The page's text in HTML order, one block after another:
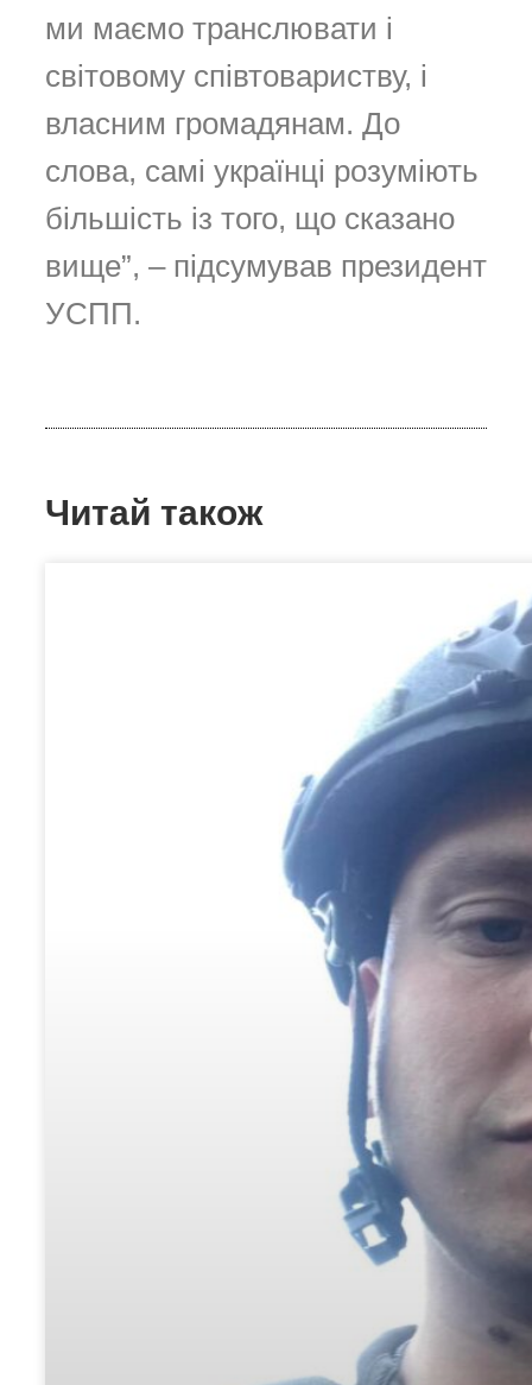
ми маємо транслювати і
світовому співтовариству, і
власним громадянам. До
слова, самі українці розуміють
більшість із того, що сказано
вище”, – підсумував президент
УСПП.
Читай також